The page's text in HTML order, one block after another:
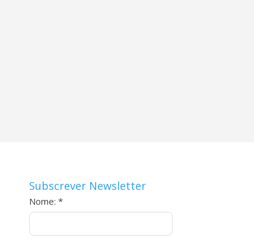
Subscrever Newsletter
Nome: *